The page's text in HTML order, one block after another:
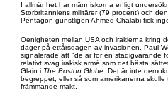
I allmänhet har människorna enligt
Storbritanniens militärer (79 procent) och
Pentagon-gunstligen Ahmed Chalabi fick
Oenigheten mellan USA och irakierna kring
dager på ettårsdagen av invasionen. Paul
signalerade att "de är för en stadigvarande
relativt svag irakisk armé som det bästa
Glain i The Boston Globe . Det är inte
begreppet, eller så som amerikanerna
främmande makt.